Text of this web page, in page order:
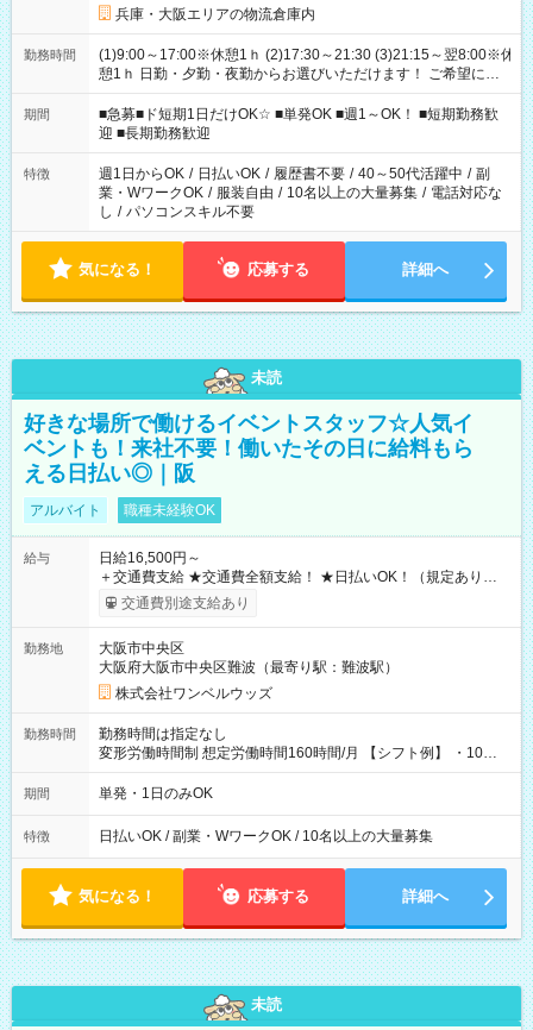
兵庫・大阪エリアの物流倉庫内
勤務時間
(1)9:00～17:00※休憩1ｈ (2)17:30～21:30 (3)21:15～翌8:00※休
憩1ｈ 日勤・夕勤・夜勤からお選びいただけます！ ご希望に合
わせて働けるお仕事です(*^^*) 【その他選べる勤務時間】 8-17
時/9-17時/9-18時/10-18時/11-21時/18-22時/20-翌4時/21-翌5
時/22-翌6時/0-翌8時 ご自身のご都合で選んで頂ける完全自由シ
フト！
期間
■急募■ド短期1日だけOK☆ ■単発OK ■週1～OK！ ■短期勤務歓
迎 ■長期勤務歓迎
特徴 週1日からOK / 日払いOK / 履歴書不要 / 40～50代活躍中 / 副
業・WワークOK / 服装自由 / 10名以上の大量募集 / 電話対応な
し / パソコンスキル不要
気になる！ 応募する 詳細へ
未読
好きな場所で働けるイベントスタッフ☆人気イ
ベントも！来社不要！働いたその日に給料もら
える日払い◎｜阪
アルバイト 職種未経験OK
給与
日給16,500円～
＋交通費支給 ★交通費全額支給！ ★日払いOK！（規定あり） ┗
働いたその日に現金GET♪ お仕事後はコンビニATMから 日払
交通費別途支給あり
勤務地
大阪市中央区
大阪府大阪市中央区難波（最寄り駅：難波駅）
株式会社ワンベルウッズ
勤務時間
勤務時間は指定なし
変形労働時間制 想定労働時間160時間/月 【シフト例】 ・10：
00～20：00
期間 単発・1日のみOK
特徴 日払いOK / 副業・WワークOK / 10名以上の大量募集
気になる！ 応募する 詳細へ
未読